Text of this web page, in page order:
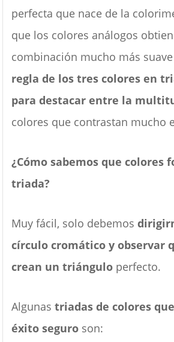
perfecta que nace de la
que los colores análogos
combinación mucho más
regla de los tres colores en
para destacar entre la
colores que contrastan mucho
¿Cómo sabemos que colores
triada?
Muy fácil, solo debemos
círculo cromático y observar
crean un triánguloperfecto.
Algunas triadas de colores
éxito seguroson: